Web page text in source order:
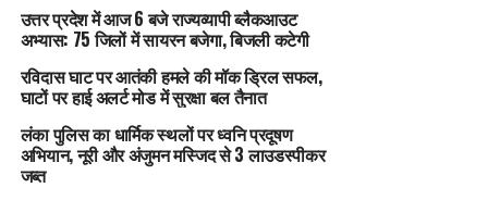
उत्तर प्रदेश में आज 6 बजे राज्यव्यापी ब्लैकआउट
अभ्यास: 75 जिलों में सायरन बजेगा, बिजली कटेगी
रविदास घाट पर आतंकी हमले की मॉक ड्रिल सफल,
घाटों पर हाई अलर्ट मोड में सुरक्षा बल तैनात
लंका पुलिस का धार्मिक स्थलों पर ध्वनि प्रदूषण
अभियान, नूरी और अंजुमन मस्जिद से 3 लाउडस्पीकर
जब्त